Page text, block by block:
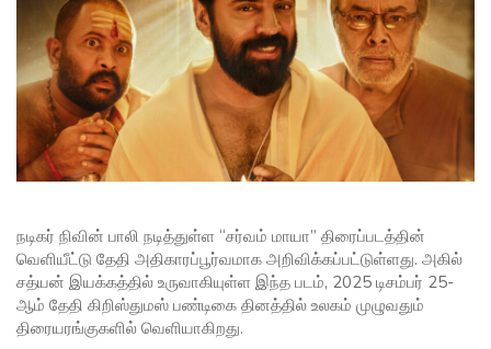
நடிகர் நிவின் பாலி நடித்துள்ள “சர்வம் மாயா” திரைப்படத்தின்
வெளியீட்டு தேதி அதிகாரப்பூர்வமாக அறிவிக்கப்பட்டுள்ளது. அகில்
சத்யன் இயக்கத்தில் உருவாகியுள்ள இந்த படம், 2025 டிசம்பர் 25-
ஆம் தேதி கிறிஸ்துமஸ் பண்டிகை தினத்தில் உலகம் முழுவதும்
திரையரங்குகளில் வெளியாகிறது.